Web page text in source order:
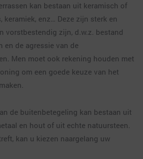
kan bestaan uit keramisch of
keramiek, enz… Deze zijn sterk en
vorstbestendig zijn, d.w.z. bestand
en de agressie van de
Men moet ook rekening houden met
om een goede keuze van het
de buitenbetegeling kan bestaan uit
en hout of uit echte natuursteen.
kan u kiezen naargelang uw